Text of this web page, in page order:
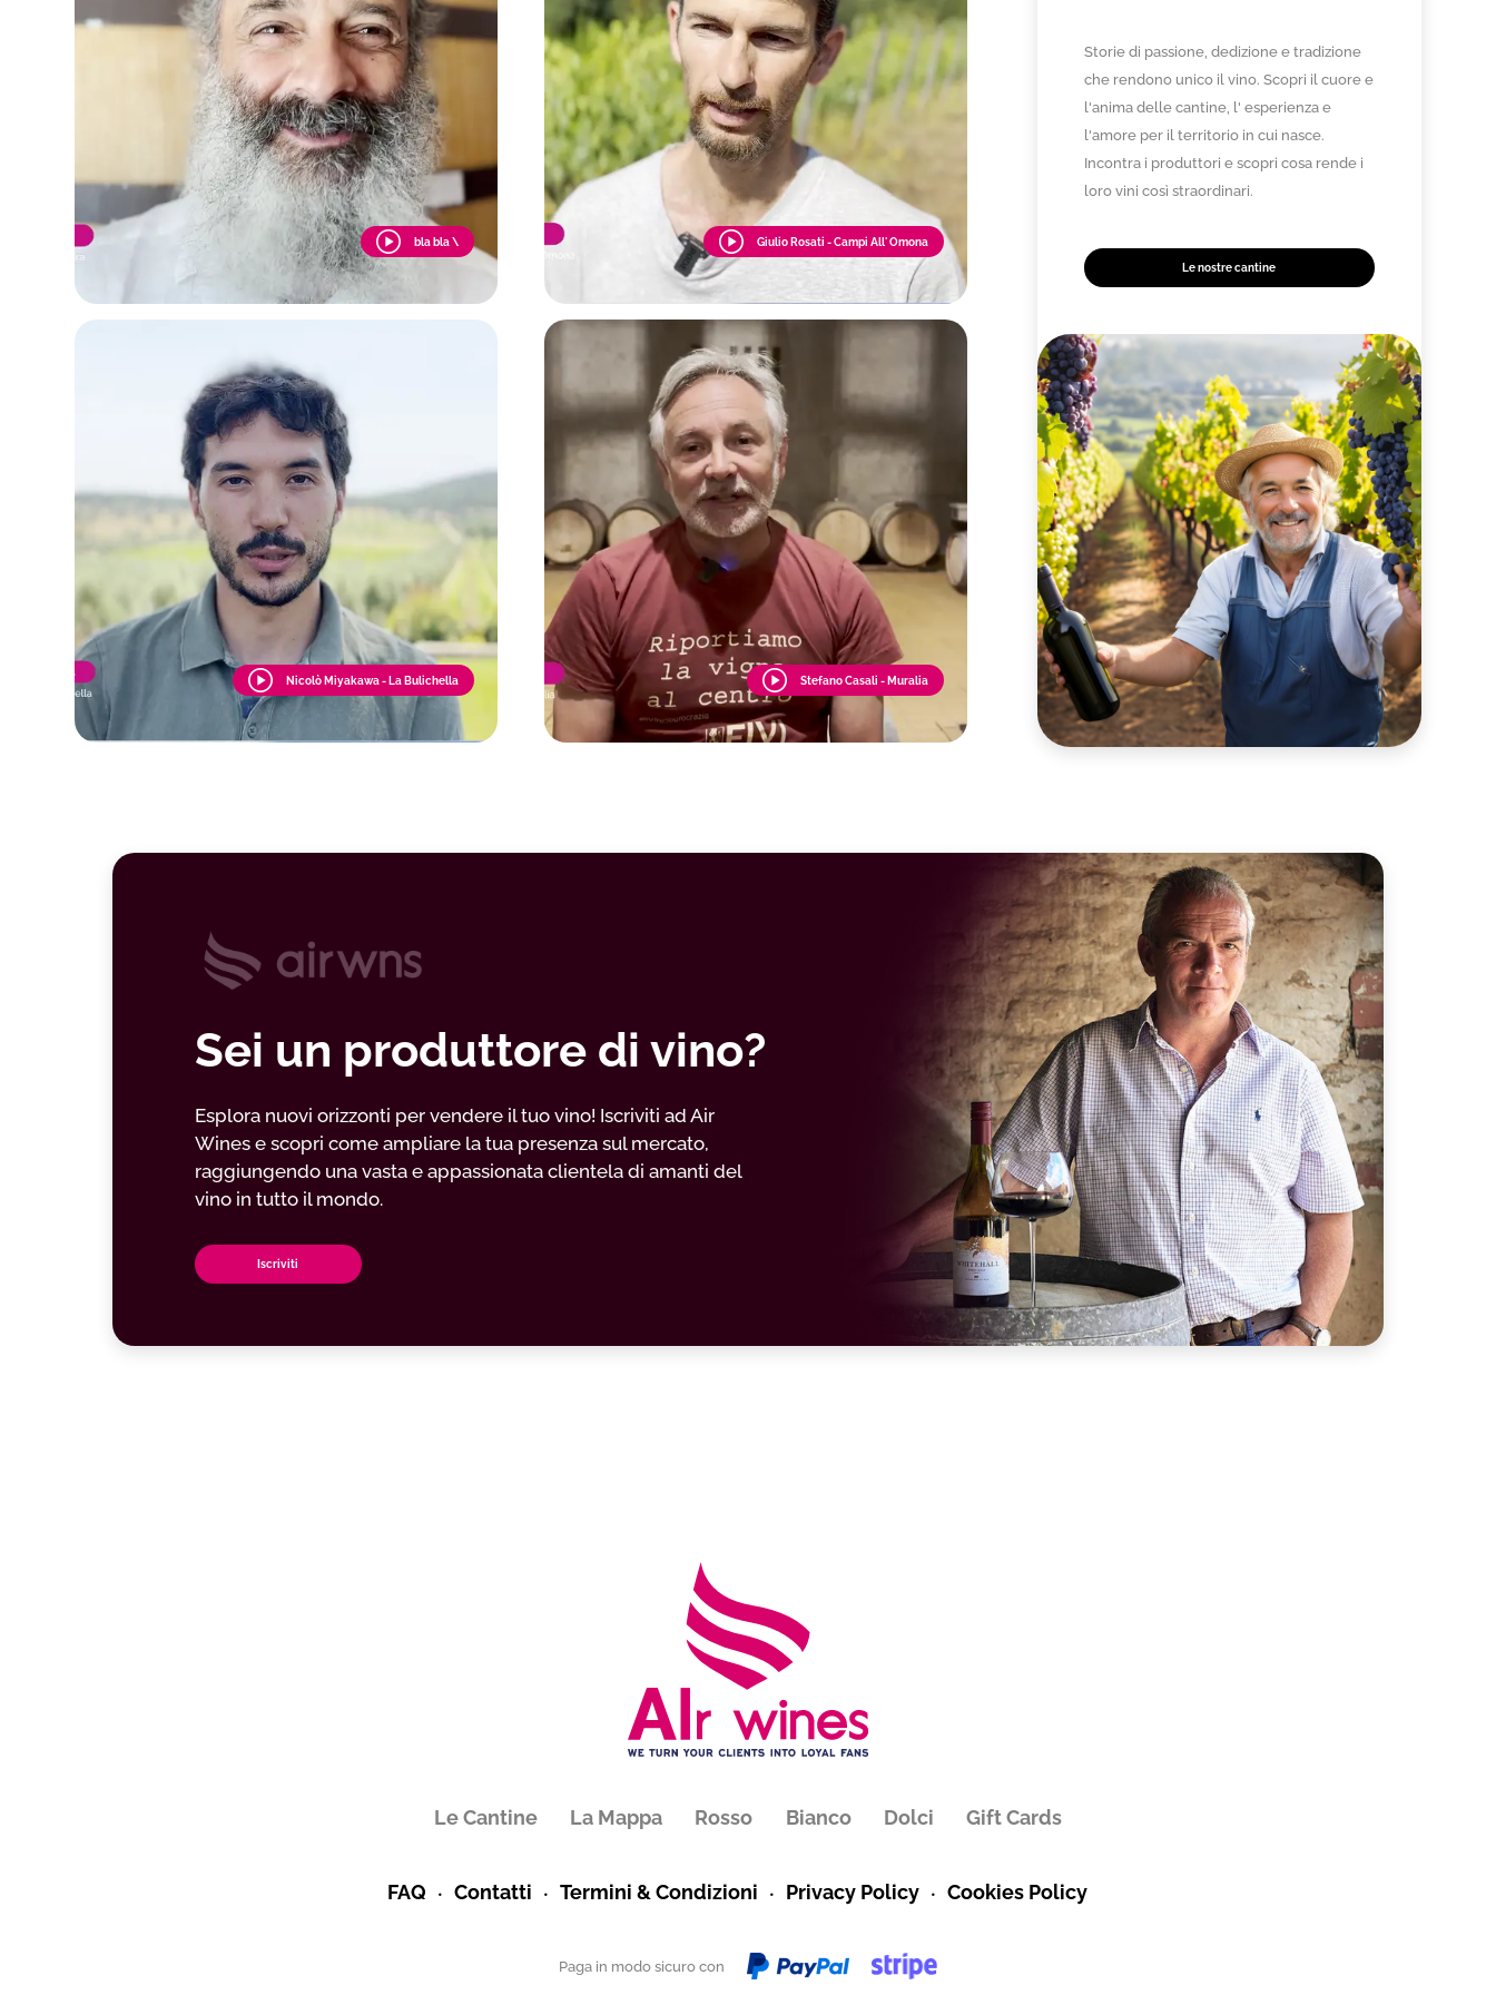
bla bla \ Giulio Rosati - Campi All' Omona
Nicolò Miyakawa - La Bulichella Stefano Casali - Muralia
Storie di passione, dedizione e tradizione
che rendono unico il vino. Scopri il cuore e
l'anima delle cantine, l' esperienza e
l'amore per il territorio in cui nasce.
Incontra i produttori e scopri cosa rende i
loro vini così straordinari.
Le nostre cantine
Sei un produttore di vino?
Esplora nuovi orizzonti per vendere il tuo vino! Iscriviti ad Air
Wines e scopri come ampliare la tua presenza sul mercato,
raggiungendo una vasta e appassionata clientela di amanti del
vino in tutto il mondo.
Iscriviti
Le Cantine La Mappa Rosso Bianco Dolci Gift Cards
FAQ Contatti Termini & Condizioni Privacy Policy Cookies Policy
Paga in modo sicuro con